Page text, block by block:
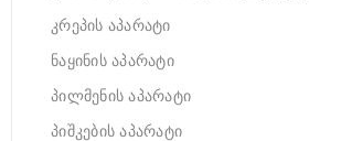
კრეპის აპარატი
ნაყინის აპარატი
პილმენის აპარატი
პიშკების აპარატი